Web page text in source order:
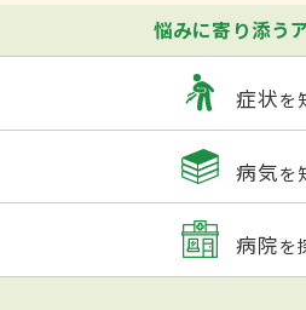
悩みに寄り添う
症状を
病気を
病院を